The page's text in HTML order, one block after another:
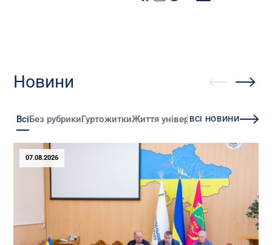
Новини
ВсіБез рубрикиГуртожиткиЖиття університетуЗміни
ВСІ НОВИНИ
07.08.2026